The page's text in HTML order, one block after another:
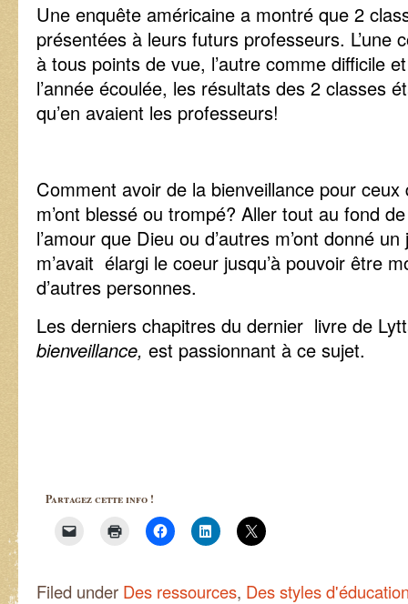
Une enquête américaine a montré que 2
présentées à leurs futurs professeurs. L’une
à tous points de vue, l’autre comme difficile
l’année écoulée, les résultats des 2 classes
qu’en avaient les professeurs!
Comment avoir de la bienveillance pour ceux
m’ont blessé ou trompé? Aller tout au fond
l’amour que Dieu ou d’autres m’ont donné
m’avait élargi le coeur jusqu’à pouvoir être
d’autres personnes.
Les derniers chapitres du dernier livre de
bienveillance, est passionnant à ce sujet.
Partagez cette info !
Filed under Des ressources, Des styles